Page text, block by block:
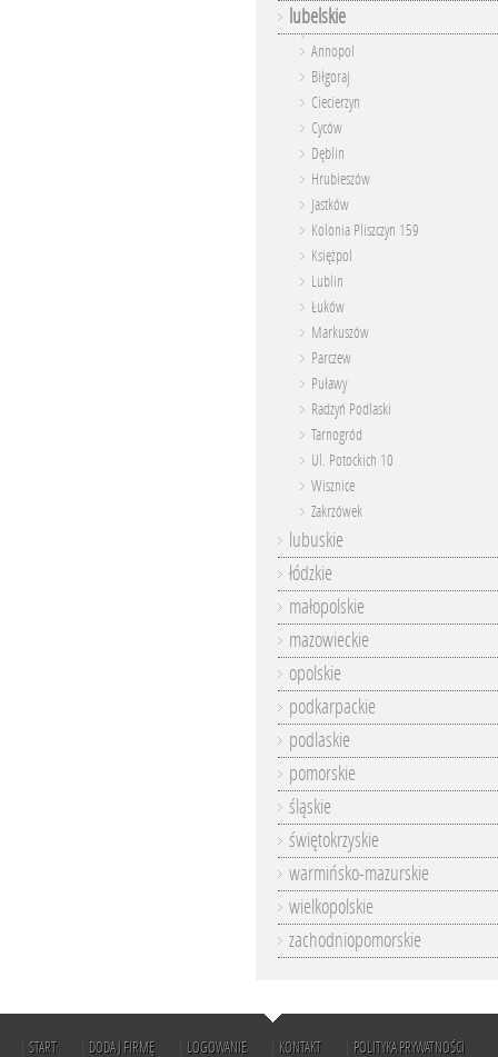
lubelskie
Annopol
Biłgoraj
Ciecierzyn
Cyców
Dęblin
Hrubieszów
Jastków
Kolonia Pliszczyn 159
Księżpol
Lublin
Łuków
Markuszów
Parczew
Puławy
Radzyń Podlaski
Tarnogród
Ul. Potockich 10
Wisznice
Zakrzówek
lubuskie
łódzkie
małopolskie
mazowieckie
opolskie
podkarpackie
podlaskie
pomorskie
śląskie
świętokrzyskie
warmińsko-mazurskie
wielkopolskie
zachodniopomorskie
START DODAJ FIRMĘ LOGOWANIE KONTAKT
POLITYKA PRYWATNOŚCI